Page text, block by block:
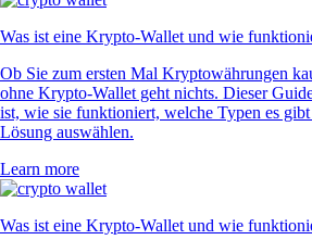
Was ist eine Krypto-Wallet und wie
Ob Sie zum ersten Mal Kryptowährungen
ohne Krypto-Wallet geht nichts. Dieser
ist, wie sie funktioniert, welche Typen es
Lösung auswählen.
Learn more
Was ist eine Krypto-Wallet und wie